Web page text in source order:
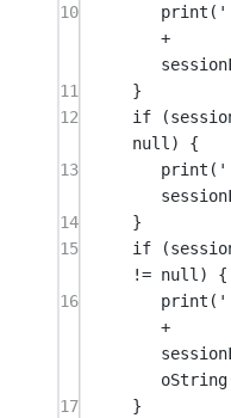
10
print (
+
11
}
12
if
null ) {
13
print (
14
}
15
if
!= null ) {
16
print (
+
oString
17
}